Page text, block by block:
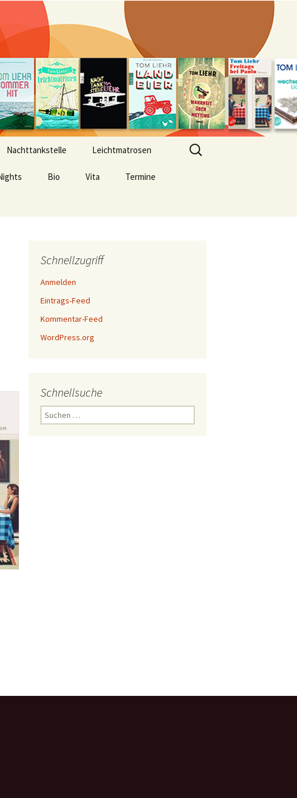
Nachttankstelle Leichtmatrosen
Bio Vita Termine
Suchen
nach:
Schnellzugriff
Anmelden
Eintrags-Feed
Kommentar-Feed
WordPress.org
Schnellsuche
Suchen
nach: